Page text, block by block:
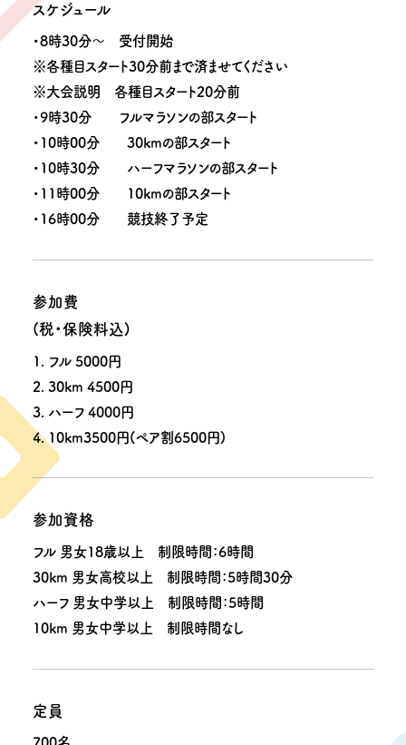
スケジュール
・8時30分～ 受付開始
※各種目スタート30分前まで済ませてください
※大会説明 各種目スタート20分前
・9時30分 フルマラソンの部スタート
・10時00分 30kmの部スタート
・10時30分 ハーフマラソンの部スタート
・11時00分 10kmの部スタート
・16時00分 競技終了予定
参加費
(税・保険料込)
1. フル 5000円
2. 30km 4500円
3. ハーフ 4000円
4. 10km3500円(ペア割6500円)
参加資格
フル 男女18歳以上 制限時間：6時間
30km 男女高校以上 制限時間：5時間30分
ハーフ 男女中学以上 制限時間：5時間
10km 男女中学以上 制限時間なし
定員